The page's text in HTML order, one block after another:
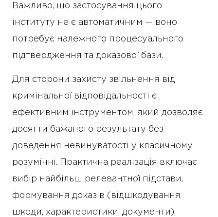
Важливо, що застосування цього
інституту не є автоматичним — воно
потребує належного процесуального
підтвердження та доказової бази.
Для сторони захисту звільнення від
кримінальної відповідальності є
ефективним інструментом, який дозволяє
досягти бажаного результату без
доведення невинуватості у класичному
розумінні. Практична реалізація включає
вибір найбільш релевантної підстави,
формування доказів (відшкодування
шкоди, характеристики, документи),